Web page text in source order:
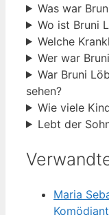
Was war
Wo ist Bruni
Welche
Wer war
War Bruni
sehen?
Wie viele
Lebt der
Maria